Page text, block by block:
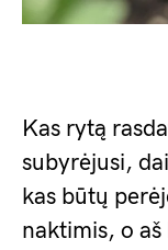
Kas rytą
subyrėjusi,
kas būtų
naktimis, o